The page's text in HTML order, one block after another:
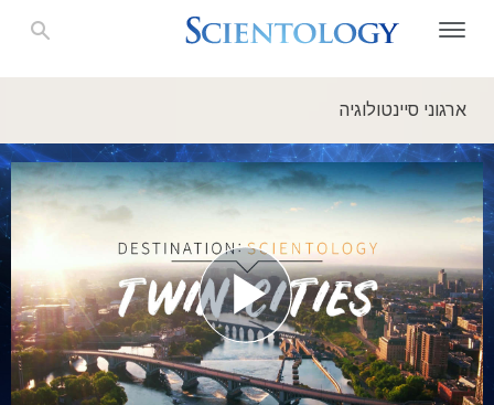
ארגוני סיינטולוגיה